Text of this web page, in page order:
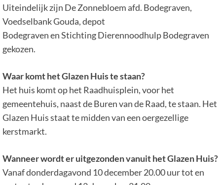
Uiteindelijk zijn De Zonnebloem afd. Bodegraven,
Voedselbank Gouda, depot
Bodegraven en Stichting Dierennoodhulp Bodegraven
gekozen.
Waar komt het Glazen Huis te staan?
Het huis komt op het Raadhuisplein, voor het
gemeentehuis, naast de Buren van de Raad, te staan. Het
Glazen Huis staat te midden van een oergezellige
kerstmarkt.
Wanneer wordt er uitgezonden vanuit het Glazen Huis?
Vanaf donderdagavond 10 december 20.00 uur tot en